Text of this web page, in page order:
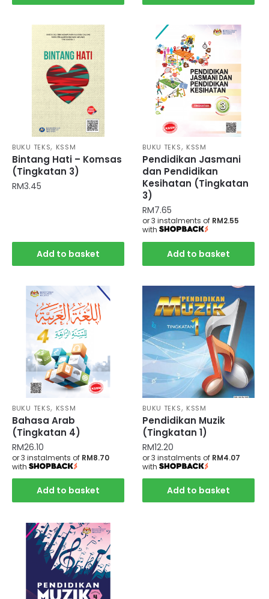
BUKU TEKS, KSSM
Bintang Hati – Komsas
(Tingkatan 3)
RM3.45
Add to basket
BUKU TEKS, KSSM
Pendidikan Jasmani
dan Pendidikan
Kesihatan (Tingkatan
3)
RM7.65
or 3 instalments of RM2.55
with
Add to basket
BUKU TEKS, KSSM
Bahasa Arab
(Tingkatan 4)
RM26.10
or 3 instalments of RM8.70
with
Add to basket
BUKU TEKS, KSSM
Pendidikan Muzik
(Tingkatan 1)
RM12.20
or 3 instalments of RM4.07
with
Add to basket